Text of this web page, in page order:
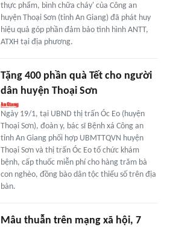
thực phẩm, bình chữa cháy' của Công an
huyện Thoại Sơn (tỉnh An Giang) đã phát huy
hiệu quả góp phần đảm bảo tình hình ANTT,
ATXH tại địa phương.
Tặng 400 phần quà Tết cho người
dân huyện Thoại Sơn
Ngày 19/1, tại UBND thị trấn Óc Eo (huyện
Thoại Sơn), đoàn y, bác sĩ Bệnh xá Công an
tỉnh An Giang phối hợp UBMTTQVN huyện
Thoại Sơn và thị trấn Óc Eo tổ chức khám
bệnh, cấp thuốc miễn phí cho hàng trăm bà
con nghèo, đồng bào dân tộc thiểu số trên địa
bàn.
Mâu thuẫn trên mạng xã hội, 7